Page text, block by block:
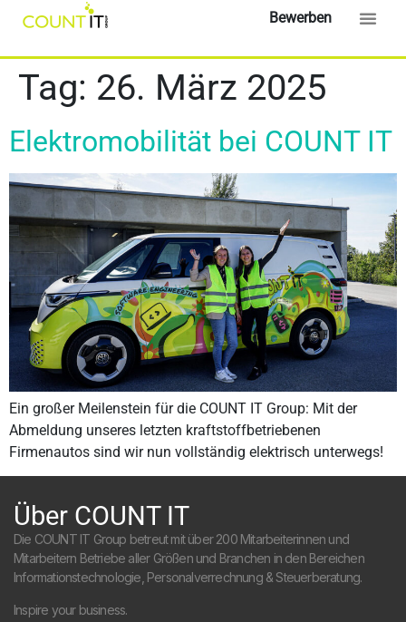
Bewerben
Tag: 26. März 2025
Elektromobilität bei COUNT IT
Ein großer Meilenstein für die COUNT IT Group: Mit der
Abmeldung unseres letzten kraftstoffbetriebenen
Firmenautos sind wir nun vollständig elektrisch unterwegs!
Über COUNT IT
Die COUNT IT Group betreut mit über 200 Mitarbeiterinnen und
Mitarbeitern Betriebe aller Größen und Branchen in den Bereichen
Informationstechnologie, Personalverrechnung & Steuerberatung.
Inspire your business.